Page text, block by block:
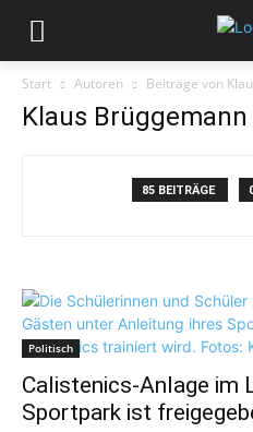
Start Autoren Beiträge von
Klaus Brüggemann
85 BEITRÄGE
Politisch
Calistenics-Anlage im
Sportpark ist